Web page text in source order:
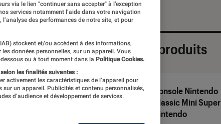
Sélection de produits
Console Nintendo
Classic Mini Super
Nintendo
via le lien "continuer sans accepter" à l’exception
services notamment l’aide dans votre navigation
des performances de notre site, et pour
stockent et/ou accèdent à des informations,
données personnelles, sur un appareil. Vous
ou à tout moment dans la Politique Cookies.
les finalités suivantes :
activement les caractéristiques de l’appareil pour
un appareil. Publicités et contenu personnalisés,
d’audience et développement de services.